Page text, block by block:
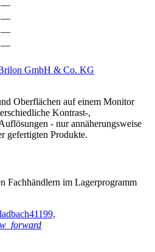
—
—
—
—
GmbH & Co. KG
Oberflächen auf einem Monitor
Kontrast-,
- nur annäherungsweise
gefertigten Produkte.
Fachhändlern im Lagerprogramm
41199,